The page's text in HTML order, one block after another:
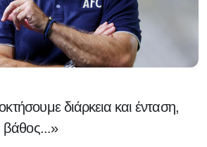
διάρκεια και ένταση,
βάθος...»